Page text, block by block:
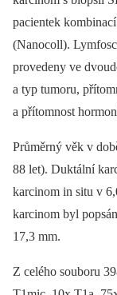
pacientek
(Nanocoll).
provedeny ve
a typ tumoru,
a přítomnost
Průměrný věk v
88 let). Duktální
karcinom in situ v
karcinom byl
17,3 mm.
Z celého souboru